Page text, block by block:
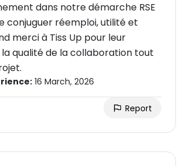
dans notre démarche RSE
conjuguer réemploi, utilité et
merci à Tiss Up pour leur
qualité de la collaboration tout
16 March, 2026
Report